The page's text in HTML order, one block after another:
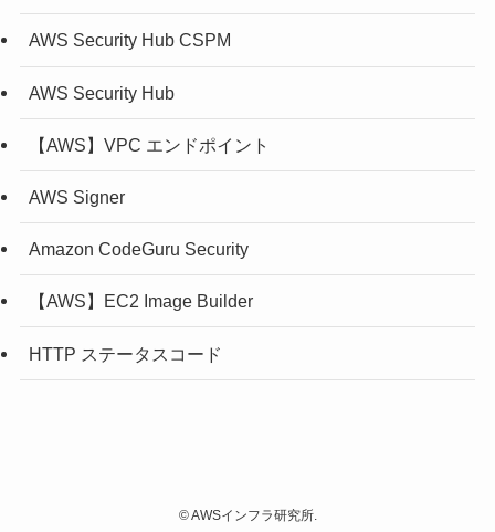
AWS Security Hub CSPM
AWS Security Hub
【AWS】VPC エンドポイント
AWS Signer
Amazon CodeGuru Security
【AWS】EC2 Image Builder
HTTP ステータスコード
©AWSインフラ研究所.